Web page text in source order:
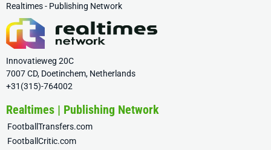
Realtimes - Publishing Network
Innovatieweg 20C
7007 CD, Doetinchem, Netherlands
+31(315)-764002
Realtimes | Publishing Network
FootballTransfers.com
FootballCritic.com